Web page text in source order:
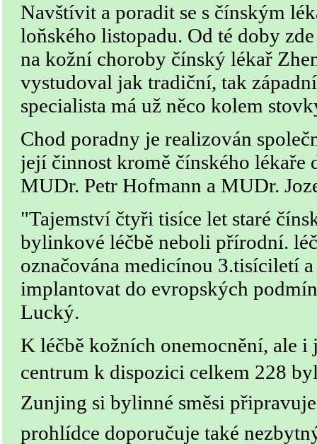
Navštívit a poradit se s čínským
loňského listopadu. Od té doby
na kožní choroby čínský lékař
vystudoval jak tradiční, tak
specialista má už něco kolem
Chod poradny je realizován
její činnost kromě čínského lékaře
MUDr. Petr Hofmann a MUDr.
"Tajemství čtyři tisíce let staré
bylinkové léčbě neboli přírodní.
označována medicínou 3.tisíciletí
implantovat do evropských
Lucký.
K léčbě kožních onemocnění, ale i
centrum k dispozici celkem 228
Zunjing si bylinné směsi
prohlídce doporučuje také